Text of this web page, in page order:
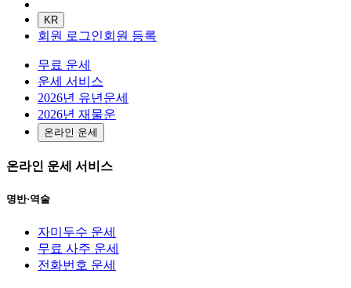
KR
회원 로그인회원 등록
무료 운세
운세 서비스
2026년 유년운세
2026년 재물운
온라인 운세
온라인 운세 서비스
명반·역술
자미두수 운세
무료 사주 운세
전화번호 운세